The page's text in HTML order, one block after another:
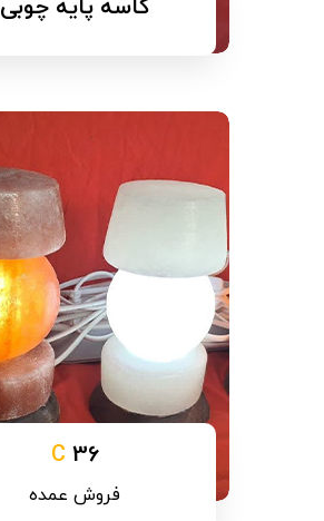
کاسه پایه چوبی
36
C
فروش عمده